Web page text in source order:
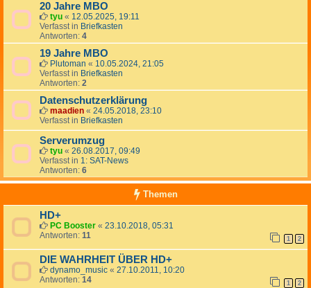
20 Jahre MBO
tyu « 12.05.2025, 19:11
Verfasst in Briefkasten
Antworten: 4
19 Jahre MBO
Plutoman « 10.05.2024, 21:05
Verfasst in Briefkasten
Antworten: 2
Datenschutzerklärung
maadien « 24.05.2018, 23:10
Verfasst in Briefkasten
Serverumzug
tyu « 26.08.2017, 09:49
Verfasst in 1: SAT-News
Antworten: 6
Themen
HD+
PC Booster « 23.10.2018, 05:31
Antworten: 11 1 2
DIE WAHRHEIT ÜBER HD+
dynamo_music « 27.10.2011, 10:20
Antworten: 14 1 2